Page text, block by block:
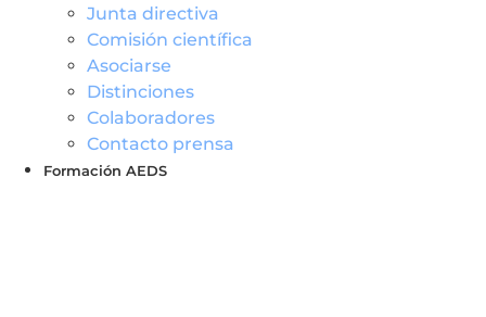
Junta directiva
Comisión científica
Asociarse
Distinciones
Colaboradores
Contacto prensa
Formación AEDS